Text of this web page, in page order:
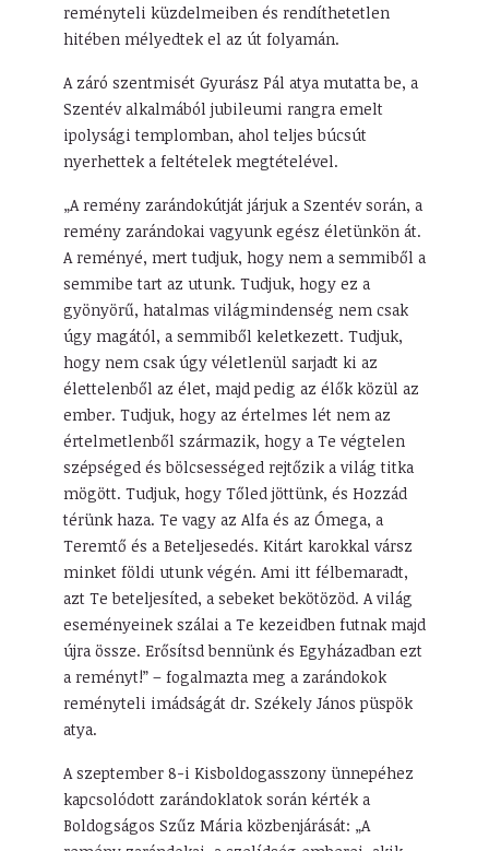
reményteli küzdelmeiben és rendíthetetlen
hitében mélyedtek el az út folyamán.
A záró szentmisét Gyurász Pál atya mutatta be, a
Szentév alkalmából jubileumi rangra emelt
ipolysági templomban, ahol teljes búcsút
nyerhettek a feltételek megtételével.
„A remény zarándokútját járjuk a Szentév során, a
remény zarándokai vagyunk egész életünkön át.
A reményé, mert tudjuk, hogy nem a semmiből a
semmibe tart az utunk. Tudjuk, hogy ez a
gyönyörű, hatalmas világmindenség nem csak
úgy magától, a semmiből keletkezett. Tudjuk,
hogy nem csak úgy véletlenül sarjadt ki az
élettelenből az élet, majd pedig az élők közül az
ember. Tudjuk, hogy az értelmes lét nem az
értelmetlenből származik, hogy a Te végtelen
szépséged és bölcsességed rejtőzik a világ titka
mögött. Tudjuk, hogy Tőled jöttünk, és Hozzád
térünk haza. Te vagy az Alfa és az Ómega, a
Teremtő és a Beteljesedés. Kitárt karokkal vársz
minket földi utunk végén. Ami itt félbemaradt,
azt Te beteljesíted, a sebeket bekötözöd. A világ
eseményeinek szálai a Te kezeidben futnak majd
újra össze. Erősítsd bennünk és Egyházadban ezt
a reményt!” – fogalmazta meg a zarándokok
reményteli imádságát dr. Székely János püspök
atya.
A szeptember 8-i Kisboldogasszony ünnepéhez
kapcsolódott zarándoklatok során kérték a
Boldogságos Szűz Mária közbenjárását: „A